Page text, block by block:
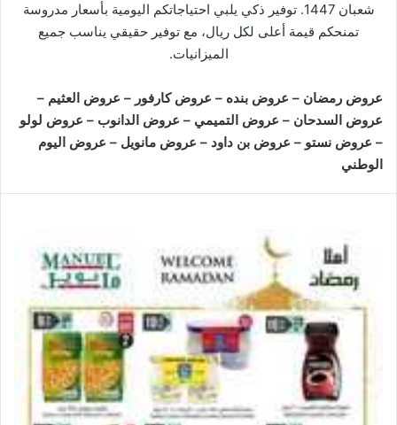
شعبان 1447. توفير ذكي يلبي احتياجاتكم اليومية بأسعار مدروسة
تمنحكم قيمة أعلى لكل ريال، مع توفير حقيقي يناسب جميع
الميزانيات.
عروض رمضان – عروض بنده – عروض كارفور – عروض العثيم –
عروض السدحان – عروض التميمي – عروض الدانوب – عروض لولو
– عروض نستو – عروض بن داود – عروض مانويل – عروض اليوم
الوطني